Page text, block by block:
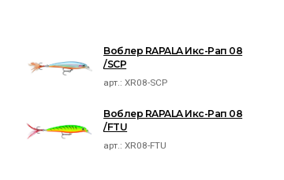
Воблер RAPALA Икс-Рап 08
/SCP
арт.:XR08-SCP
Воблер RAPALA Икс-Рап 08
/FTU
арт.:XR08-FTU